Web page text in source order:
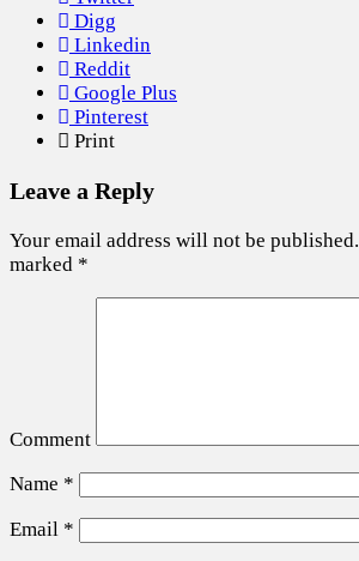
Digg
Linkedin
Reddit
Google Plus
Pinterest
Print
Leave a Reply
Your email address will not be published.
marked *
Comment
Name *
Email *